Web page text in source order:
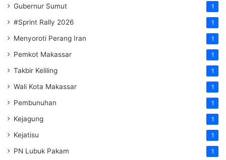
Gubernur Sumut 1
#Sprint Rally 2026 1
Menyoroti Perang Iran 1
Pemkot Makassar 1
Takbir Keliling 1
Wali Kota Makassar 1
Pembunuhan 1
Kejagung 1
Kejatisu 1
PN Lubuk Pakam 1